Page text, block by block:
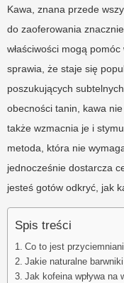
Kawa, znana przede
do zaoferowania
właściwości mogą
sprawia, że staje się
poszukujących
obecności tanin, kawa
także wzmacnia je i
metoda, która nie
jednocześnie dostarcza
jesteś gotów odkryć, jak
Spis treści
Co to jest
Jakie naturalne
Jak kofeina wpływa na